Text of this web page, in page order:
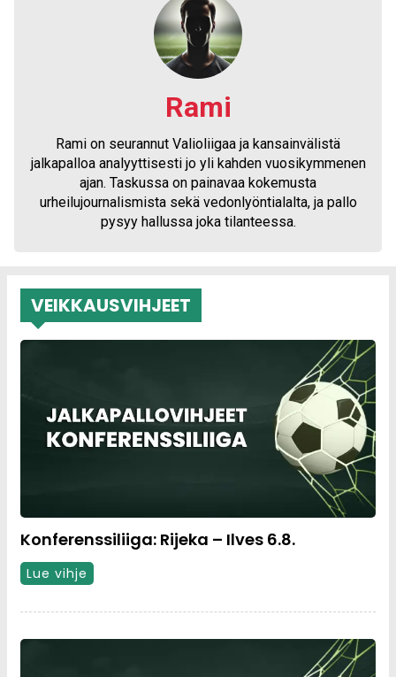
Rami
Rami on seurannut Valioliigaa ja kansainvälistä
jalkapalloa analyyttisesti jo yli kahden vuosikymmenen
ajan. Taskussa on painavaa kokemusta
urheilujournalismista sekä vedonlyöntialalta, ja pallo
pysyy hallussa joka tilanteessa.
VEIKKAUSVIHJEET
Konferenssiliiga: Rijeka – Ilves 6.8.
Lue vihje